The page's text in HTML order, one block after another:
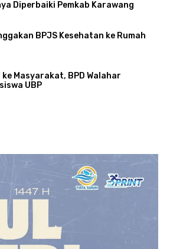
Diperbaiki Pemkab Karawang
BPJS Kesehatan ke Rumah
Masyarakat, BPD Walahar
UBP